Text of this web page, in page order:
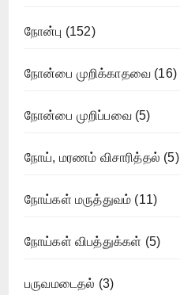
நோன்பு (152)
நோன்பை முறிக்காதவை (16)
நோன்பை முறிப்பவை(5)
நோய், மரணம் விசாரித்தல் (5)
நோய்கள் மருத்துவம் (11)
நோய்கள் விபத்துக்கள் (5)
பருவமடைதல் (3)